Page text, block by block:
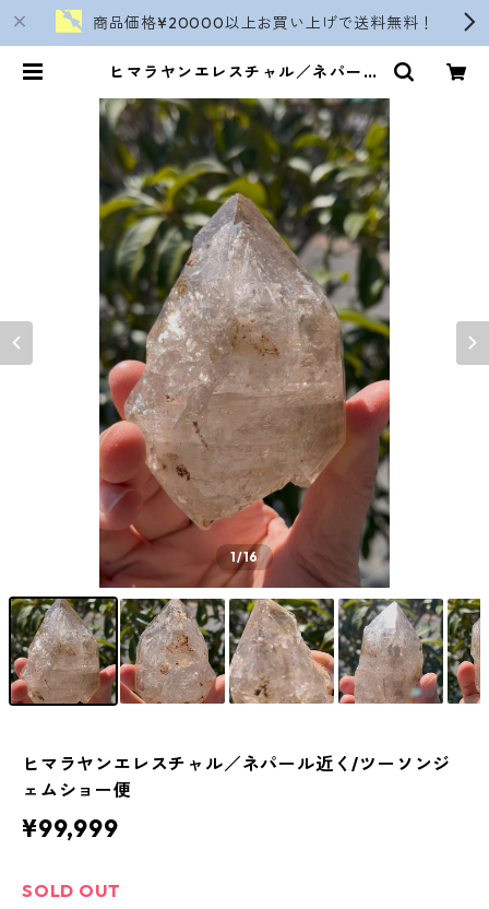
商品価格¥20000以上お買い上げで送料無料！
ヒマラヤンエレスチャル／ネパール
anokinomi
1/16
ヒマラヤンエレスチャル／ネパール近く/ツーソンジ
ェムショー便
¥99,999
SOLD OUT